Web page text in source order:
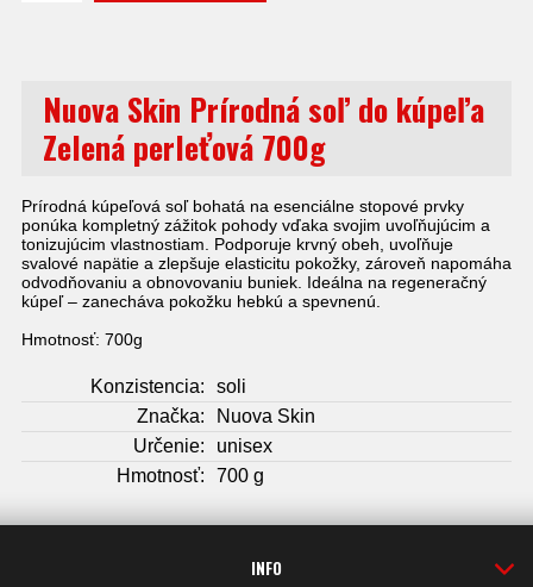
Nuova Skin Prírodná soľ do kúpeľa
Zelená perleťová 700g
Prírodná kúpeľová soľ bohatá na esenciálne stopové prvky
ponúka kompletný zážitok pohody vďaka svojim uvoľňujúcim a
tonizujúcim vlastnostiam. Podporuje krvný obeh, uvoľňuje
svalové napätie a zlepšuje elasticitu pokožky, zároveň napomáha
odvodňovaniu a obnovovaniu buniek. Ideálna na regeneračný
kúpeľ – zanecháva pokožku hebkú a spevnenú.
Hmotnosť: 700g
Konzistencia:
soli
Značka:
Nuova Skin
Určenie:
unisex
Hmotnosť:
700 g
INFO